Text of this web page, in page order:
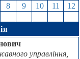
8 9 10 11
12
управління,